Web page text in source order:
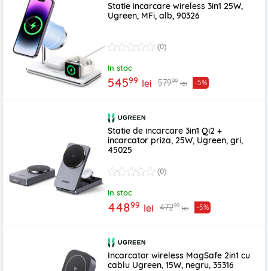
Statie incarcare wireless 3in1 25W,
Ugreen, MFi, alb, 90326
(0)
In stoc
54599 lei 57999 lei -5%
Statie de incarcare 3in1 Qi2 +
incarcator priza, 25W, Ugreen, gri,
45025
(0)
In stoc
44899 lei 47299 lei -5%
Incarcator wireless MagSafe 2in1 cu
cablu Ugreen, 15W, negru, 35316